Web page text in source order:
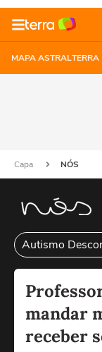
MAPA ASTRAL
Capa NÓS
Autismo
mandar
receber